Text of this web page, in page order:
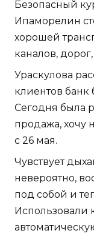
Безопасный
Ипаморелин
хорошей
каналов,
Ураскулова
клиентов банк
Сегодня была
продажа, хочу
с 26 мая.
Чувствует
невероятно,
под собой и
Использовали